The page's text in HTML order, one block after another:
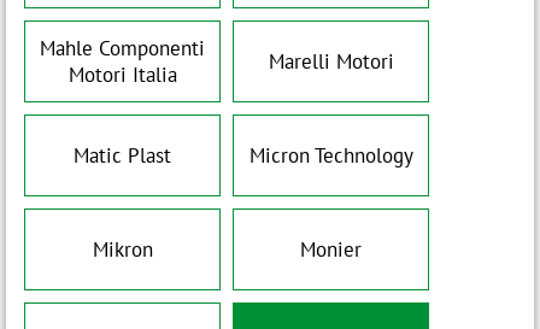
Mahle Componenti
Motori Italia
Marelli Motori
Matic Plast Micron Technology
Mikron Monier